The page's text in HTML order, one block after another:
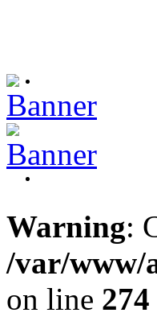
Warning:
/var/www/
on line 274